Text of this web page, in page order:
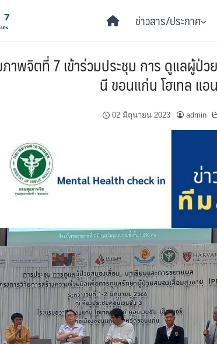
ข่าวสาร/ประกาศ
พจิตที่ 7 เข้าร่วมประชุม การ ดูแลผู้ป่
นี ขอนแก่น โฮเทล แอ
02 มิถุนายน 2023 admin